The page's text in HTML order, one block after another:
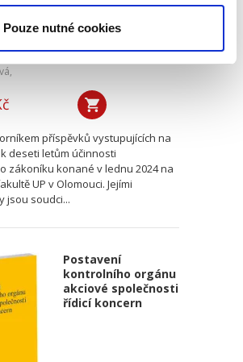
Pouze nutné cookies
příspěvků vystupujících na
deseti letům účinnosti
zákoníku konané v lednu 2024 na
UP v Olomouci. Jejími
jsou soudci...
Postavení
kontrolního orgánu
akciové společnosti
řídicí koncern